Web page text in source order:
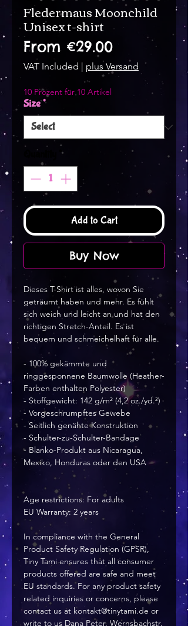
Fledermaus Moonchild
Unisex t-shirt
From €29.00Sale
Price
VAT Included | plus Versand
10 Prozent für 10 Artikel
Size*
Add to Cart
Buy Now
Dieses T-Shirt ist alles, wovon Sie
geträumt haben und mehr. Es fühlt
sich weich und leicht an und hat den
richtigen Stretch-Anteil. Es ist
bequem und schmeichelhaft für alle.
- 100% gekämmte und
ringgesponnene Baumwolle (Heather-
Farben enthalten Polyester)
- Stoffgewicht: 142 g/m² (4,2 oz./yd.²)
- Vorgeschrumpftes Gewebe
- Seitlich genähte Konstruktion
- Schulter-zu-Schulter-Bandage
- Blanko-Produkt aus Nicaragua,
Mexiko, Honduras oder den USA
Age restrictions: For adults
EU Warranty: 2 years
In compliance with the General
Tiny Tami ensures that all consumer
products offered are safe and meet
EU standards. For any product safety
related inquiries or concerns, please
contact us at kontakt@tinytami.de or
write to us Dana Peter, Wernsbachstr.